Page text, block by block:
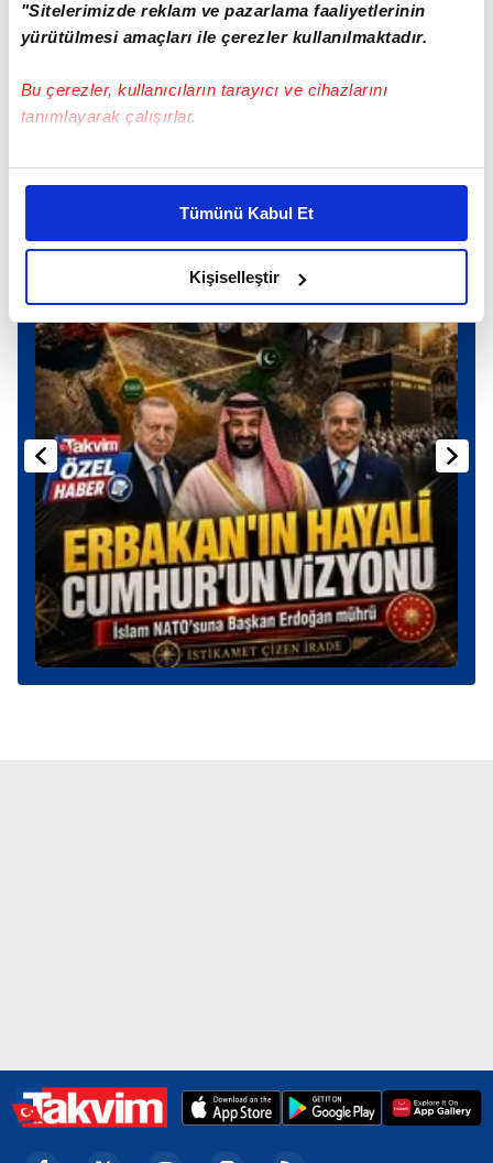
"Sitelerimizde reklam ve pazarlama faaliyetlerinin
yürütülmesi amaçları ile çerezler kullanılmaktadır.
Bu çerezler, kullanıcıların tarayıcı ve cihazlarını
tanımlayarak çalışırlar.
Bu çerezlere izin vermeniz halinde sizlere özel
daha iyi reklam deneyimi yaşatabiliriz. Bunu yaparken
amacımızın size daha iyi bir reklam deneyimi sunmak
olduğunu ve sizlere en iyi içerikleri sunabilmek adına
elimizden gelen çabayı gösterdiğimizi ve bu noktada,
reklamların maliyetlerimizi karşılamak noktasında tek gelir
kalemimiz olduğunu sizlere hatırlatmak isteriz.
Her halükârda, kullanıcılar, bu çerezlere izin vermedikleri
takdirde, kullanıcılara hedefli reklamlar
gösterilmeyecektir."
Sizlere daha iyi bir hizmet sunabilmek için İnternet
Sitemizde kendimize ve üçüncü kişilere ait çerezler
kullanılmaktadır. Bu çerezler vasıtasıyla çeşitli kişisel
verileriniz işlenmekte olup gerekli olan çerezler bilgi
toplumu hizmetlerinin sunulması amacıyla
kullanılmaktadır. Diğer çerezler, sitemizin daha işlevsel
kılınması ve kişiselleştirilmesi ve sizlere yönelik
Tümünü Kabul Et
Kişiselleştir
TAKVİM UYGULAMASINI İNDİRMEK İÇİN
Günün Manşetleri